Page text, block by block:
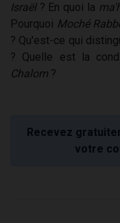
Israël ? En quoi la
Pourquoi Moché
? Qu'est-ce qui
? Quelle est la
Chalom ?
Recevez
votre